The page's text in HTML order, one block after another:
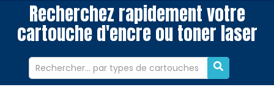
Recherchez rapidement votre
cartouche d'encre ou toner laser